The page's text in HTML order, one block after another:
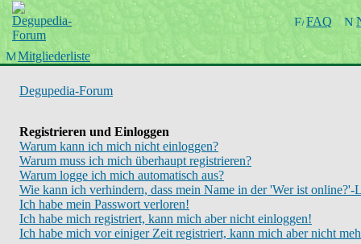
FAQ
Mitgliederliste
Startseite
Wiki
Forum
Chinboard
Degupedia-Forum
Registrieren und Einloggen
Warum kann ich mich nicht einloggen?
Warum muss ich mich überhaupt registrieren?
Warum logge ich mich automatisch aus?
Wie kann ich verhindern, dass mein Name in der 'Wer ist online?'-
Ich habe mein Passwort verloren!
Ich habe mich registriert, kann mich aber nicht einloggen!
Ich habe mich vor einiger Zeit registriert, kann mich aber nicht